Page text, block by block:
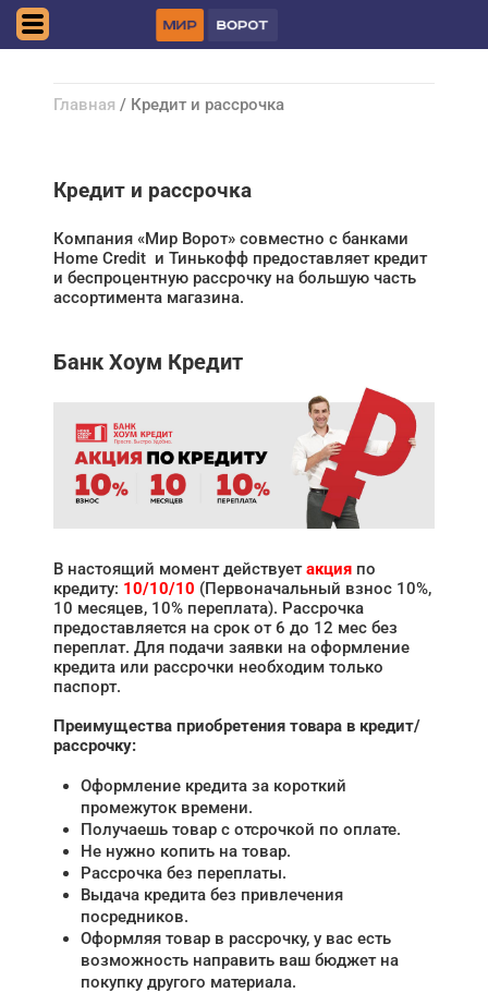
Главная / Кредит и рассрочка
Кредит и рассрочка
Компания «Мир Ворот» совместно с банками
Home Credit и Тинькофф предоставляет кредит
и беспроцентную рассрочку на большую часть
ассортимента магазина.
Банк Хоум Кредит
В настоящий момент действуетакция по
кредиту: 10/10/10 (Первоначальный взнос 10%,
10 месяцев, 10% переплата). Рассрочка
предоставляется на срок от 6 до 12 мес без
переплат. Для подачи заявки на оформление
кредита или рассрочки необходим только
паспорт.
Преимущества приобретения товара в кредит/
рассрочку:
Оформление кредита за короткий
промежуток времени.
Получаешь товар с отсрочкой по оплате.
Не нужно копить на товар.
Рассрочка без переплаты.
Выдача кредита без привлечения
посредников.
Оформляя товар в рассрочку, у вас есть
возможность направить ваш бюджет на
покупку другого материала.